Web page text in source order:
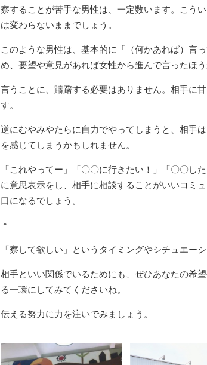
察することが苦手な男性は、一定数います。こう
は変わらないままでしょう。
このような男性は、基本的に「（何かあれば）
め、要望や意見があれば女性から進んで言ったほう
言うことに、躊躇する必要はありません。相手に
す。
逆にむやみやたらに自力でやってしまうと、相手
を感じてしまうかもしれません。
「これやってー」「〇〇に行きたい！」「〇〇し
に意思表示をし、相手に相談することがいいコミ
口になるでしょう。
＊
「察して欲しい」というタイミングやシチュエー
相手といい関係でいるためにも、ぜひあなたの希
る一環にしてみてくださいね。
伝える努力に力を注いでみましょう。